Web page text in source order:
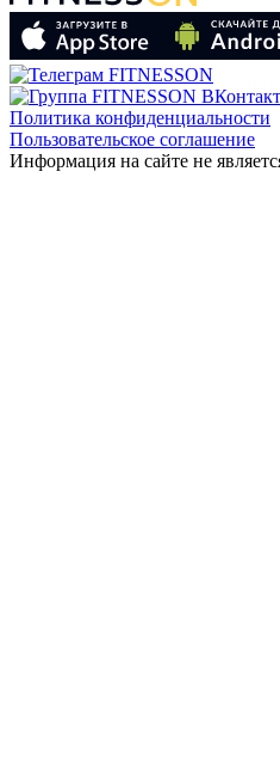
Политика конфиденциальности
Пользовательское соглашение
Информация на сайте не